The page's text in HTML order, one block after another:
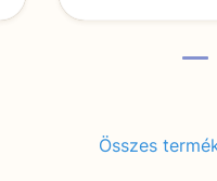
Összes